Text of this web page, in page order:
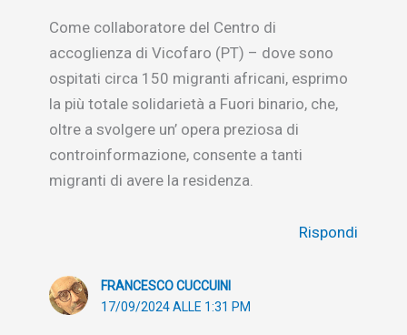
Come collaboratore del Centro di
accoglienza di Vicofaro (PT) – dove sono
ospitati circa 150 migranti africani, esprimo
la più totale solidarietà a Fuori binario, che,
oltre a svolgere un’ opera preziosa di
controinformazione, consente a tanti
migranti di avere la residenza.
Rispondi
FRANCESCO CUCCUINI
17/09/2024 ALLE 1:31 PM